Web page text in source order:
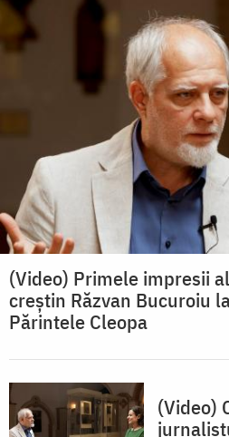
(Video) Primele impresii
creștin Răzvan Bucuroiu
Părintele Cleopa
(Video)